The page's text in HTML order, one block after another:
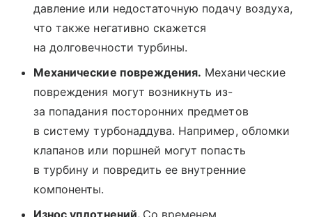
давление или недостаточную подачу воздуха,
что также негативно скажется
на долговечности турбины.
Механические повреждения. Механические
повреждения могут возникнуть из-
за попадания посторонних предметов
в систему турбонаддува. Например, обломки
клапанов или поршней могут попасть
в турбину и повредить ее внутренние
компоненты.
Износ уплотнений. Со временем